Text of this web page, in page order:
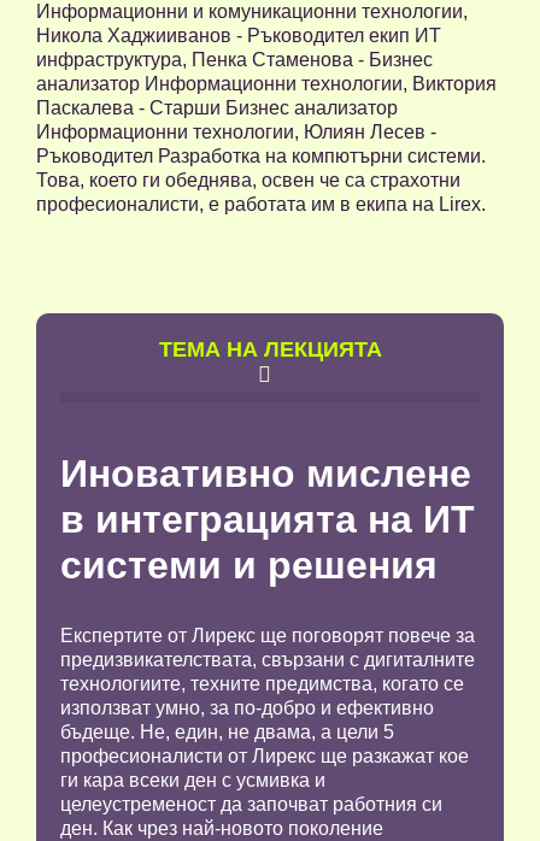
Информационни и комуникационни технологии,
Никола Хаджииванов - Ръководител екип ИТ
инфраструктура, Пенка Стаменова - Бизнес
анализатор Информационни технологии, Виктория
Паскалева - Старши Бизнес анализатор
Информационни технологии, Юлиян Лесев -
Ръководител Разработка на компютърни системи.
Това, което ги обеднява, освен че са страхотни
професионалисти, е работата им в екипа на Lirex.
TЕМА НА ЛЕКЦИЯТА

Иновативно мислене
в интеграцията на ИТ
системи и решения
Експертите от Лирекс ще поговорят повече за
предизвикателствата, свързани с дигиталните
технологиите, техните предимства, когато се
използват умно, за по-добро и ефективно
бъдеще. Не, един, не двама, а цели 5
професионалисти от Лирекс ще разкажат кое
ги кара всеки ден с усмивка и
целеустременост да започват работния си
ден. Как чрез най-новото поколение